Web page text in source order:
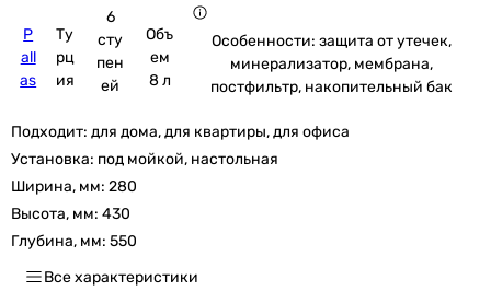
P
all
as
Ту
рц
ия
6
сту
пен
ей
Объ
ем
8 л
Особенности: защита от утечек,
минерализатор, мембрана,
постфильтр, накопительный бак
Подходит: для дома, для квартиры, для офиса
Установка: под мойкой, настольная
Ширина, мм: 280
Высота, мм: 430
Глубина, мм: 550
Все характеристики